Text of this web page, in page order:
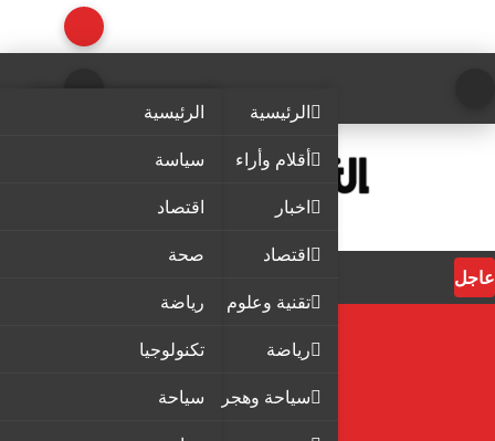
الرئيسية
أقلام وأراء
اخبار
اقتصاد
تقنية وعلوم
رياضة
سياحة وهجرة
الرئيسية
سياسة
اقتصاد
صحة
رياضة
تكنولوجيا
سياحة
عاجل